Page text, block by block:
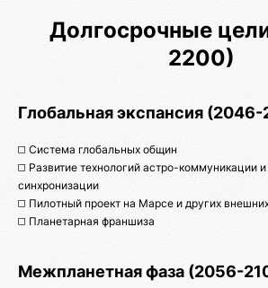
Долгосрочные
2200)
Глобальная экспансия
◻️ Система глобальных общин
◻️ Развитие технологий астро-коммуникации
синхронизации
◻️ Пилотный проект на Марсе и других
◻️ Планетарная франшиза
Межпланетная фаза (2056-